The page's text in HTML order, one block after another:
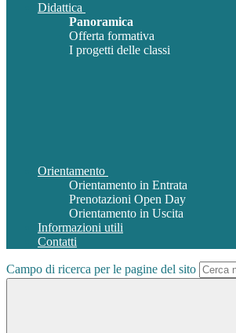
Didattica
Panoramica
Offerta formativa
I progetti delle classi
Orientamento
Orientamento in Entrata
Prenotazioni Open Day
Orientamento in Uscita
Informazioni utili
Contatti
Campo di ricerca per le pagine del sito